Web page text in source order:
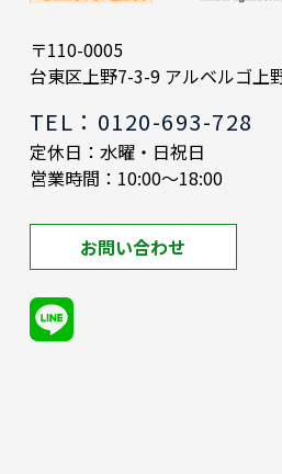
〒110-0005
台東区上野7-3-9 アルベルゴ上
TEL：0120-693-728
定休日：水曜・日祝日
営業時間：10:00～18:00
お問い合わせ